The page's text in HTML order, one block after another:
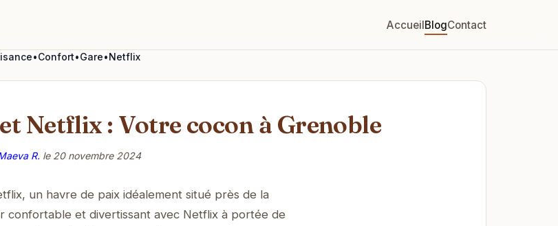
AccueilBlogContact
Netflix : Votre cocon à Grenoble
R. le 20 novembre 2024
un havre de paix idéalement situé près de la
confortable et divertissant avec Netflix à portée de